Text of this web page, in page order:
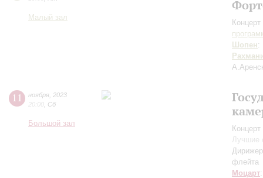
Малый зал
Шопен:
11 ноября 2023
20:00 Сб
Большой зал
Лучшие
флейта
Моцарт